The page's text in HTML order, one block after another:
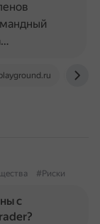
#Риски
с